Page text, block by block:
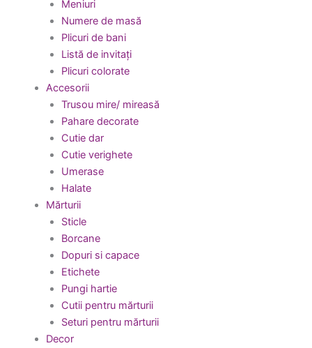
Meniuri
Numere de masă
Plicuri de bani
Listă de invitați
Plicuri colorate
Accesorii
Trusou mire/ mireasă
Pahare decorate
Cutie dar
Cutie verighete
Umerase
Halate
Mărturii
Sticle
Borcane
Dopuri si capace
Etichete
Pungi hartie
Cutii pentru mărturii
Seturi pentru mărturii
Decor